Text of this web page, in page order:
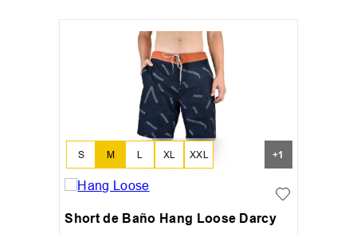
S L
M XL XXL +1
Short de Baño Hang Loose Darcy